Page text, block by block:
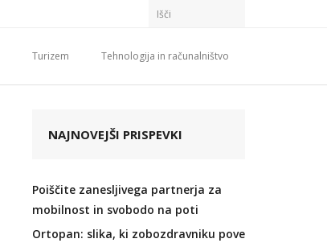
Turizem Tehnologija in računalništvo
NAJNOVEJŠI PRISPEVKI
Poiščite zanesljivega partnerja za
mobilnost in svobodo na poti
Ortopan: slika, ki zobozdravniku pove